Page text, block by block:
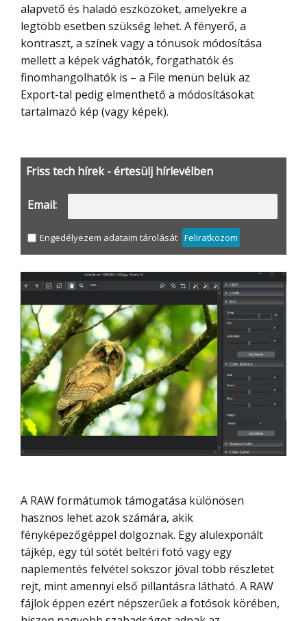
alapvető és haladó eszközöket, amelyekre a
legtöbb esetben szükség lehet. A fényerő, a
kontraszt, a színek vagy a tónusok módosítása
mellett a képek vághatók, forgathatók és
finomhangolhatók is – a File menün belük az
Export-tal pedig elmenthető a módosításokat
tartalmazó kép (vagy képek).
Friss tech hírek - értesülj hírlevélben
Email:
Engedélyezem adataim tárolását Feliratkozom
A RAW formátumok támogatása különösen
hasznos lehet azok számára, akik
fényképezőgéppel dolgoznak. Egy alulexponált
tájkép, egy túl sötét beltéri fotó vagy egy
naplementés felvétel sokszor jóval több részletet
rejt, mint amennyi első pillantásra látható. A RAW
fájlok éppen ezért népszerűek a fotósok körében,